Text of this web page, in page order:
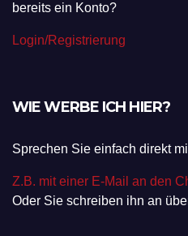
bereits ein Konto?
Login/Registrierung
WIE WERBE ICH HIER?
Sprechen Sie einfach direkt
Z.B. mit einer E-Mail an den
Oder Sie schreiben ihn an